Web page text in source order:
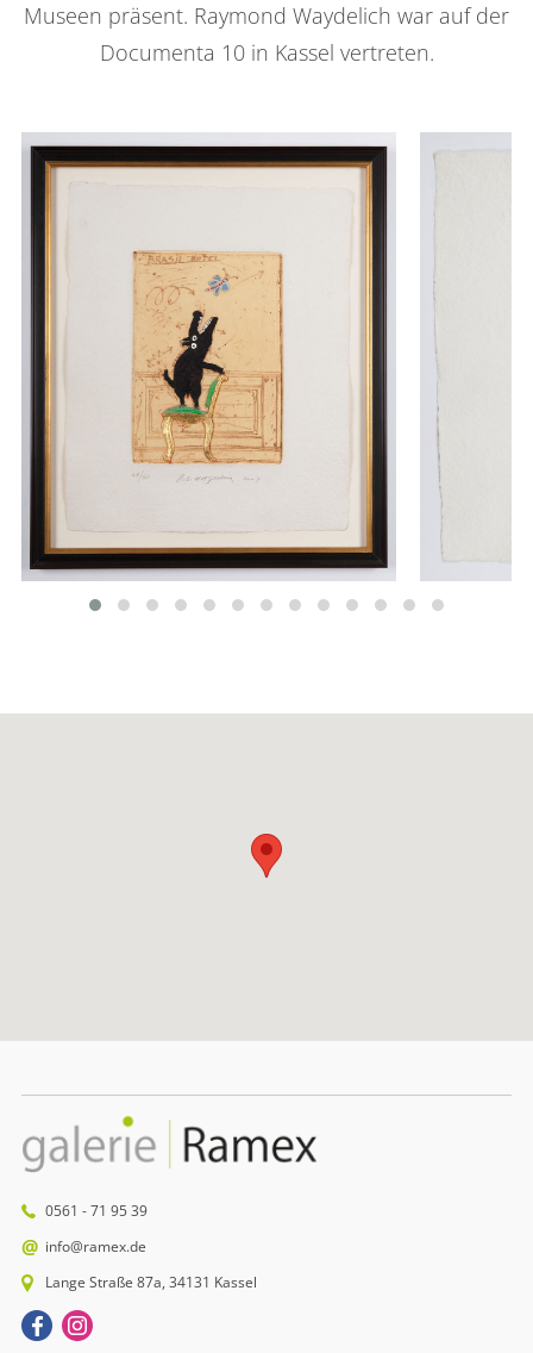
Museen präsent. Raymond Waydelich war auf der
Documenta 10 in Kassel vertreten.
0561 - 71 95 39
info@ramex.de
Lange Straße 87a, 34131 Kassel